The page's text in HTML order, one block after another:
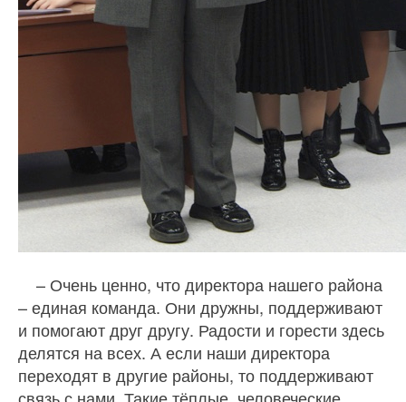
– Очень ценно, что директора нашего района
– единая команда. Они дружны, поддерживают
и помогают друг другу. Радости и горести здесь
делятся на всех. А если наши директора
переходят в другие районы, то поддерживают